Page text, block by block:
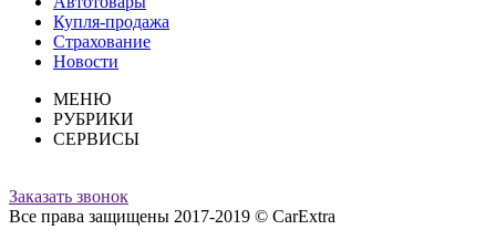
Купля-продажа
Страхование
Новости
МЕНЮ
РУБРИКИ
СЕРВИСЫ
Заказать звонок
Все права защищены 2017-2019 © CarExtra